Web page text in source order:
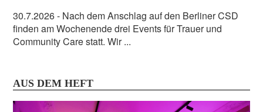
30.7.2026- Nach dem Anschlag auf den Berliner CSD
finden am Wochenende drei Events für Trauer und
Community Care statt. Wir ...
AUS DEM HEFT